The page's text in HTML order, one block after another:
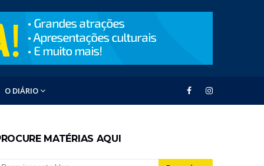
O DIÁRIO
MATÉRIAS AQUI